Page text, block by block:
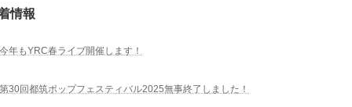
情報
今年もYRC春ライブ開催します！
第30回都筑ポップフェスティバル2025無事終了しました！